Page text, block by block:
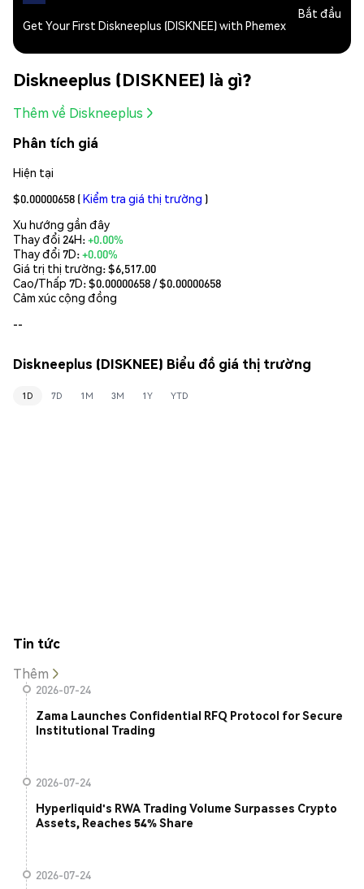
Get Your First Diskneeplus (DISKNEE) with Phemex
Bắt đầu
Diskneeplus (DISKNEE) là gì?
Thêm về Diskneeplus
Phân tích giá
Hiện tại
$0.00000658 (Kiểm tra giá thị trường )
Xu hướng gần đây
Thay đổi 24H:+0.00%
Thay đổi 7D:+0.00%
Giá trị thị trường:$6,517.00
Cao/Thấp 7D: $0.00000658/ $0.00000658
Cảm xúc cộng đồng
--
Diskneeplus (DISKNEE) Biểu đồ giá thị trường
1D 7D 1M 3M 1Y YTD
Tin tức
Thêm
2026-07-24
Zama Launches Confidential RFQ Protocol for Secure
Institutional Trading
2026-07-24
Hyperliquid's RWA Trading Volume Surpasses Crypto
Assets, Reaches 54% Share
2026-07-24